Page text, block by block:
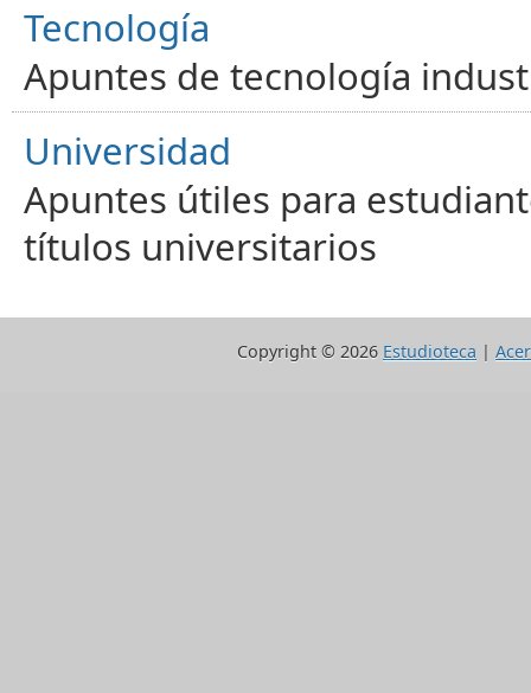
Tecnología
Apuntes de tecnología
Universidad
Apuntes útiles para
títulos universitarios
Copyright © 2026 Estudioteca |